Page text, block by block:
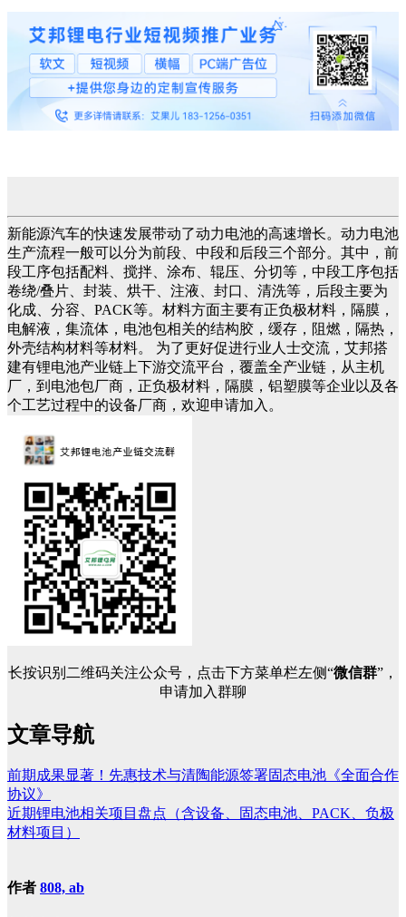
新能源汽车的快速发展带动了动力电池的高速增长。动力电池
生产流程一般可以分为前段、中段和后段三个部分。其中，前
段工序包括配料、搅拌、涂布、辊压、分切等，中段工序包括
卷绕/叠片、封装、烘干、注液、封口、清洗等，后段主要为
化成、分容、PACK等。材料方面主要有正负极材料，隔膜，
电解液，集流体，电池包相关的结构胶，缓存，阻燃，隔热，
外壳结构材料等材料。 为了更好促进行业人士交流，艾邦搭
建有锂电池产业链上下游交流平台，覆盖全产业链，从主机
厂，到电池包厂商，正负极材料，隔膜，铝塑膜等企业以及各
个工艺过程中的设备厂商，欢迎申请加入。
长按识别二维码关注公众号，点击下方菜单栏左侧“微信群”，
申请加入群聊
文章导航
前期成果显著！先惠技术与清陶能源签署固态电池《全面合作
协议》
近期锂电池相关项目盘点（含设备、固态电池、PACK、负极
材料项目）
作者 808, ab